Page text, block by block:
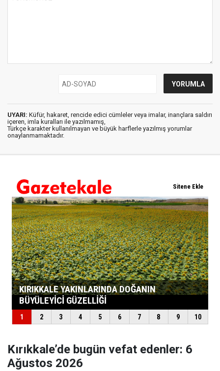
UYARI: Küfür, hakaret, rencide edici cümleler veya imalar, inançlara saldırı
içeren, imla kuralları ile yazılmamış,
Türkçe karakter kullanılmayan ve büyük harflerle yazılmış yorumlar
onaylanmamaktadır.
Kırıkkale’de bugün vefat edenler: 6
Ağustos 2026